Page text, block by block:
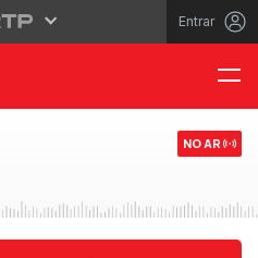
Entrar
NO AR